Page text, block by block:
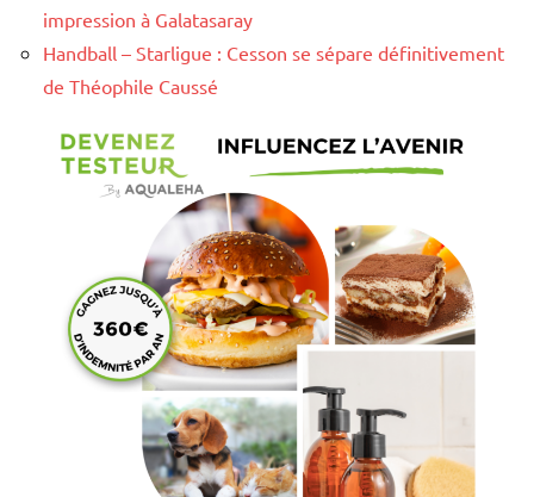
impression à Galatasaray
Handball – Starligue : Cesson se sépare définitivement
de Théophile Caussé